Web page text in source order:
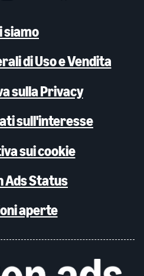
siamo
di Uso e Vendita
sulla Privacy
sull'interesse
sui cookie
Ads Status
aperte